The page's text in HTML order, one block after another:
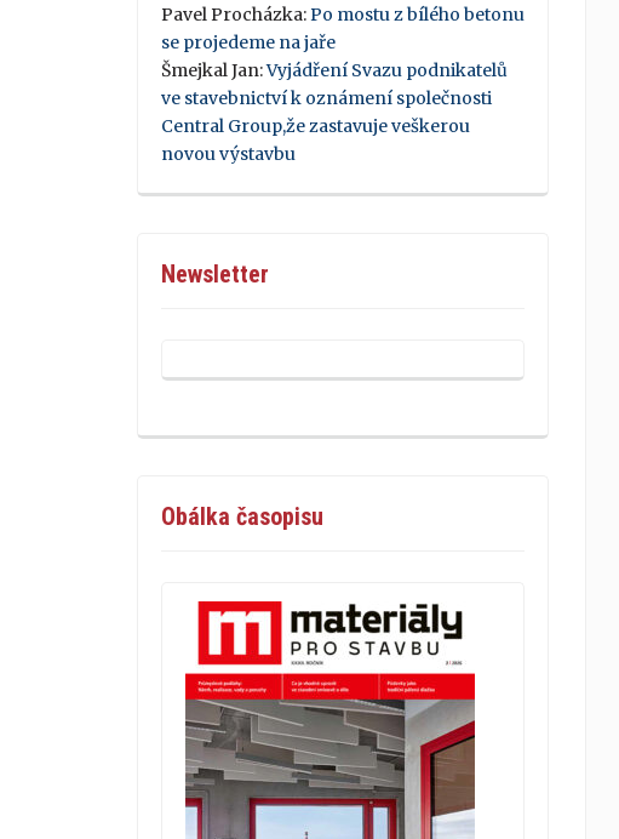
Pavel Procházka:Po mostu z bílého betonu
se projedeme na jaře
Šmejkal Jan:Vyjádření Svazu podnikatelů
ve stavebnictví k oznámení společnosti
Central Group,že zastavuje veškerou
novou výstavbu
Newsletter
Obálka časopisu